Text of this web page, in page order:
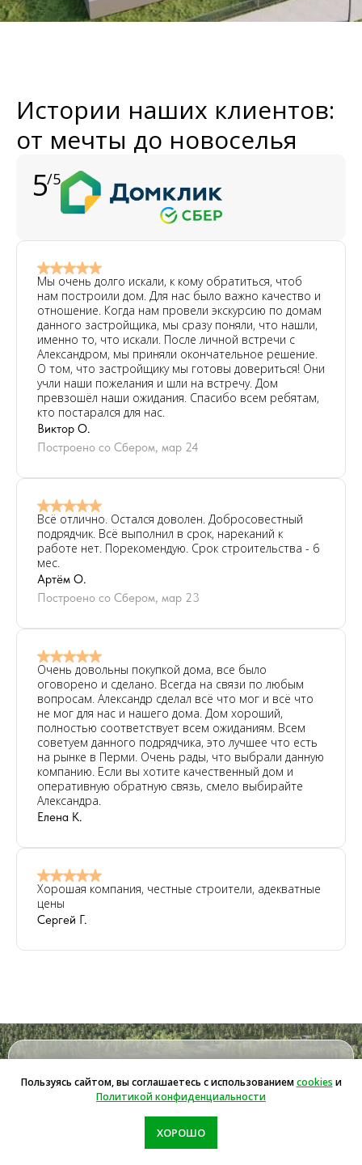
Истории наших клиентов:
от мечты до новоселья
5/5
Мы очень долго искали, к кому обратиться, чтоб
нам построили дом. Для нас было важно качество и
отношение. Когда нам провели экскурсию по домам
данного застройщика, мы сразу поняли, что нашли,
именно то, что искали. После личной встречи с
Александром, мы приняли окончательное решение.
О том, что застройщику мы готовы довериться! Они
учли наши пожелания и шли на встречу. Дом
превзошёл наши ожидания. Спасибо всем ребятам,
кто постарался для нас.
Виктор О.
Построено со Сбером, мар 24
Всё отлично. Остался доволен. Добросовестный
подрядчик. Всё выполнил в срок, нареканий к
работе нет. Порекомендую. Срок строительства - 6
мес.
Артём О.
Построено со Сбером, мар 23
Очень довольны покупкой дома, все было
оговорено и сделано. Всегда на связи по любым
вопросам. Александр сделал всё что мог и всё что
не мог для нас и нашего дома. Дом хороший,
полностью соответствует всем ожиданиям. Всем
советуем данного подрядчика, это лучшее что есть
на рынке в Перми. Очень рады, что выбрали данную
компанию. Если вы хотите качественный дом и
оперативную обратную связь, смело выбирайте
Александра.
Елена К.
Хорошая компания, честные строители, адекватные
цены
Сергей Г.
Не знаете, с чего начать?
Мы поможем
Закажите консультацию с менеджером — и мы
подберём проекты именно под ваши предпочтения,
Пользуясь сайтом, вы соглашаетесь с использованиемcookies и
Политикой конфиденциальности
ХОРОШО